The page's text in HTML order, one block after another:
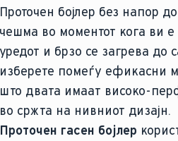
Проточен бојлер без напор
чешма во моментот кога ви
уредот и брзо се загрева до
изберете помеѓу ефикасни
што двата имаат високо-
во сржта на нивниот дизајн.
Проточен гасен бојлер